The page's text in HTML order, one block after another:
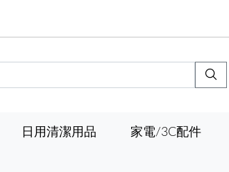
日用清潔用品 家電/3C配件